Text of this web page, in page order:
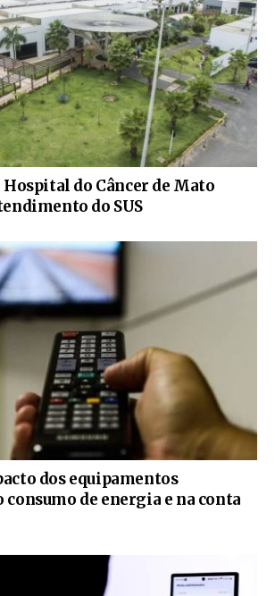
do Câncer de Mato
do SUS
dos equipamentos
consumo de energia e na conta